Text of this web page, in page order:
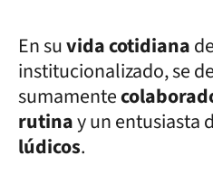
En suvida cotidiana
institucionalizado, se
sumamente
rutinay un entusiasta
lúdicos.